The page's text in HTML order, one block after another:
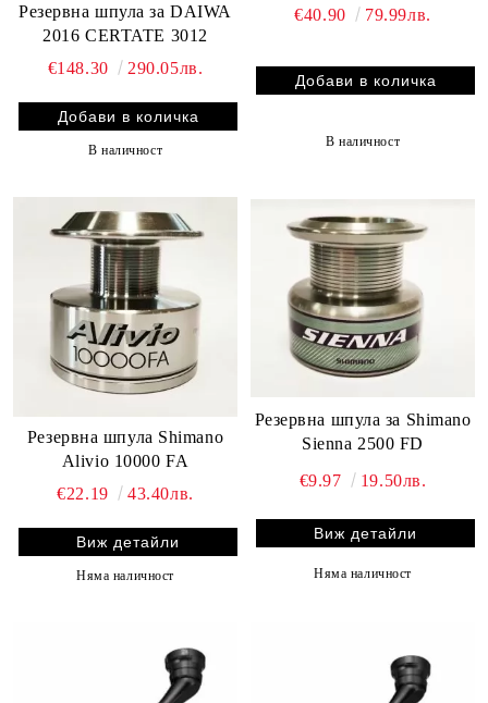
Резервна шпула за DAIWA
2016 CERTATE 3012
€148.30
290.05лв.
В наличност
€40.90 79.99лв.
В наличност
Резервна шпула Shimano
Alivio 10000 FA
€22.19
43.40лв.
Виж детайли
Няма наличност
Резервна шпула за Shimano
Sienna 2500 FD
€9.97
19.50лв.
Виж детайли
Няма наличност